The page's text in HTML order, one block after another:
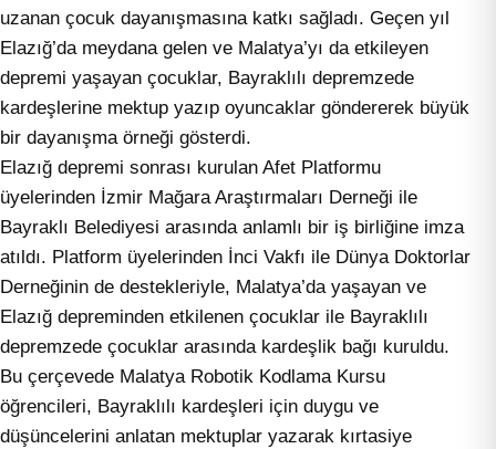
uzanan çocuk dayanışmasına katkı sağladı. Geçen yıl
Elazığ’da meydana gelen ve Malatya’yı da etkileyen
depremi yaşayan çocuklar, Bayraklılı depremzede
kardeşlerine mektup yazıp oyuncaklar göndererek büyük
bir dayanışma örneği gösterdi.
Elazığ depremi sonrası kurulan Afet Platformu
üyelerinden İzmir Mağara Araştırmaları Derneği ile
Bayraklı Belediyesi arasında anlamlı bir iş birliğine imza
atıldı. Platform üyelerinden İnci Vakfı ile Dünya Doktorlar
Derneğinin de destekleriyle, Malatya’da yaşayan ve
Elazığ depreminden etkilenen çocuklar ile Bayraklılı
depremzede çocuklar arasında kardeşlik bağı kuruldu.
Bu çerçevede Malatya Robotik Kodlama Kursu
öğrencileri, Bayraklılı kardeşleri için duygu ve
düşüncelerini anlatan mektuplar yazarak kırtasiye